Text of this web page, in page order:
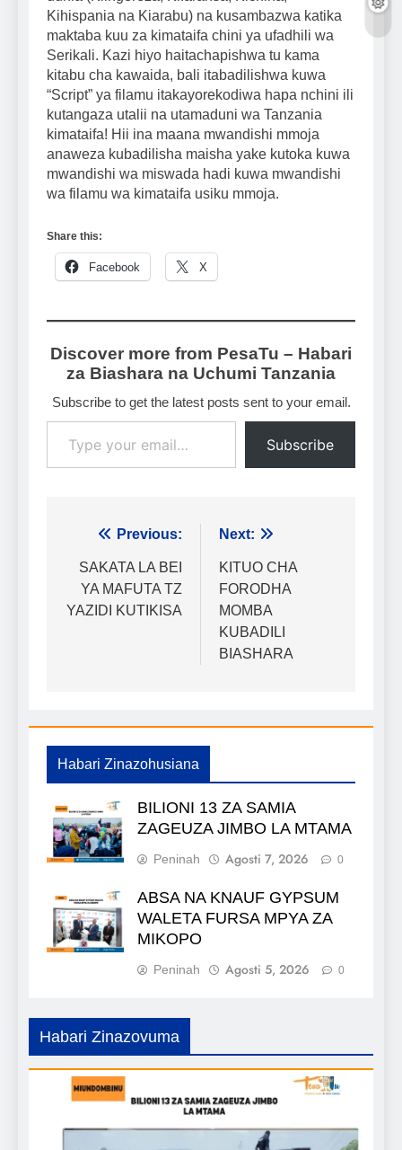
Kihispania na Kiarabu) na kusambazwa katika
maktaba kuu za kimataifa chini ya ufadhili wa
Serikali. Kazi hiyo haitachapishwa tu kama
kitabu cha kawaida, bali itabadilishwa kuwa
“Script” ya filamu itakayorekodiwa hapa nchini ili
kutangaza utalii na utamaduni wa Tanzania
kimataifa! Hii ina maana mwandishi mmoja
anaweza kubadilisha maisha yake kutoka kuwa
mwandishi wa miswada hadi kuwa mwandishi
wa filamu wa kimataifa usiku mmoja.
Share this:
Facebook X
Discover more from PesaTu – Habari
za Biashara na Uchumi Tanzania
Subscribe to get the latest posts sent to your email.
Type your email…
Subscribe
Urambazaji
wa
chapisho
Previous:
SAKATA LA BEI
YA MAFUTA TZ
YAZIDI KUTIKISA
Next:
KITUO CHA
FORODHA
MOMBA
KUBADILI
BIASHARA
Habari Zinazohusiana
BILIONI 13 ZA SAMIA
ZAGEUZA JIMBO LA MTAMA
Peninah Agosti 7, 2026 0
ABSA NA KNAUF GYPSUM
WALETA FURSA MPYA ZA
MIKOPO
Peninah Agosti 5, 2026 0
Habari Zinazovuma